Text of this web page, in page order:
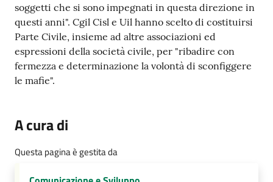
soggetti che si sono impegnati in questa direzione in
questi anni". Cgil Cisl e Uil hanno scelto di costituirsi
Parte Civile, insieme ad altre associazioni ed
espressioni della società civile, per "ribadire con
fermezza e determinazione la volontà di sconfiggere
le mafie".
A cura di
Questa pagina è gestita da